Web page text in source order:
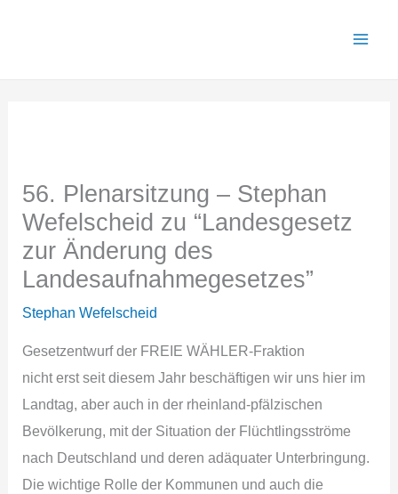
56. Plenarsitzung – Stephan
Wefelscheid zu “Landesgesetz
zur Änderung des
Landesaufnahmegesetzes”
Stephan Wefelscheid
Gesetzentwurf der FREIE WÄHLER-Fraktion
nicht erst seit diesem Jahr beschäftigen wir uns hier im
Landtag, aber auch in der rheinland-pfälzischen
Bevölkerung, mit der Situation der Flüchtlingsströme
nach Deutschland und deren adäquater Unterbringung.
Die wichtige Rolle der Kommunen und auch die